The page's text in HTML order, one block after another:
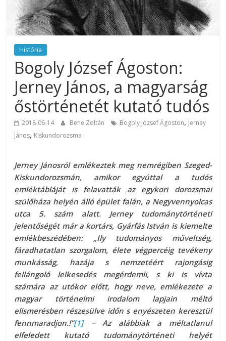
História
Bogoly József Ágoston:
Jerney János, a magyarság
őstörténetét kutató tudós
2018-06-14 Bene Zoltán Bogoly József Ágoston, Jerney
János, Kiskundorozsma
Jerney Jánosról emlékeztek meg nemrégiben Szeged-
Kiskundorozsmán, amikor egyúttal a tudós
emléktábláját is felavatták az egykori dorozsmai
szülőháza helyén álló épület falán, a Negyvennyolcas
utca 5. szám alatt. Jerney tudománytörténeti
jelentőségét már a kortárs, Gyárfás István is kiemelte
emlékbeszédében: „Ily tudományos műveltség,
fáradhatatlan szorgalom, élete végpercéig tevékeny
munkásság, hazája s nemzetéért rajongásig
fellángoló lelkesedés megérdemli, s ki is vívta
számára az utókor előtt, hogy neve, emlékezete a
magyar történelmi irodalom lapjain méltó
elismerésben részesülve időn s enyészeten keresztül
fennmaradjon.!”[1]− Az alábbiak a méltatlanul
elfeledett kutató tudománytörténeti helyét